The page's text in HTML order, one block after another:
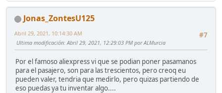
Jonas_ZontesU125
#7
Abril 29, 2021, 10:14:30 AM
Ultima modificación: Abril 29, 2021, 12:29:03 PM por ALMurcia
Por el famoso aliexpress vi que se podian poner pasamanos
para el pasajero, son para las trescientos, pero creoq eu
pueden valer, tendria que medirlo, pero quizas partiendo de
eso puedas ya tu inventar algo....